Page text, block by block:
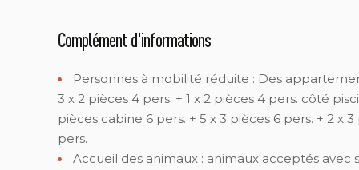
Complément d'informations
Personnes à mobilité réduite : Des
3 x 2 pièces 4 pers. + 1 x 2 pièces 4 pers. côté
pièces cabine 6 pers. + 5 x 3 pièces 6 pers. + 2 x
pers.
Accueil des animaux : animaux acceptés avec